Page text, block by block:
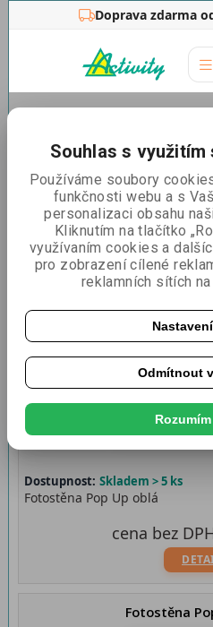
Doprava zdarma
Řadit podle: Nejlevnější
Fotostěna
Dostupnost: Skladem > 5 ks
Fotostěna Pop Up oblá
cena bez
Fotostěna
Souhlas s
Používáme soubory
funkčnosti webu a s
personalizaci obsahu
Kliknutím na tlačítko
využívaním cookies a
pro zobrazení cílené
reklamních sítích
Nastavení
Odmítnout
Rozumím